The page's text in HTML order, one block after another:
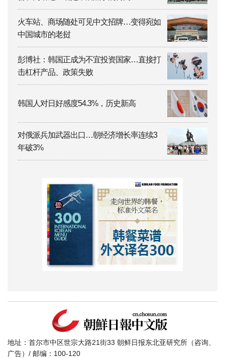
火车站、商场随处可见中文招牌…变得宛如
中国城市的老挝
彭博社：韩国正成为不宜投资国家…直接打
击杠杆产品、政策失败
韩国人对日好感度54.3%，历史新高
对俄派兵加武器出口…朝经济增长率连续3
年破3%
地址：首尔市中区世宗大路21街33 朝鲜日报东北亚研究所（咨询、
广告）/ 邮编：100-120